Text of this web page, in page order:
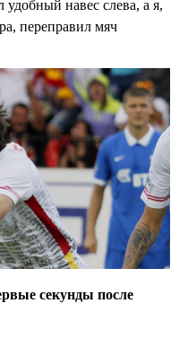
навес слева, а я,
переправил мяч
секунды после